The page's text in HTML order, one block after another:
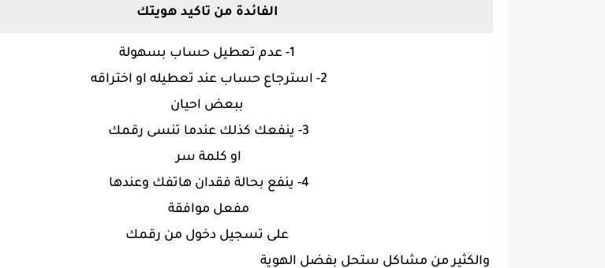
الفائدة من تاكيد هويتك
1- عدم تعطيل حساب بسهولة
2- استرجاع حساب عند تعطيله او اختراقه
ببعض احيان
3- ينفعك كذلك عندما تنسى رقمك
او كلمة سر
4- ينفع بحالة فقدان هاتفك وعندها
مفعل موافقة
على تسجيل دخول من رقمك
والكثير من مشاكل ستحل بفضل الهوية